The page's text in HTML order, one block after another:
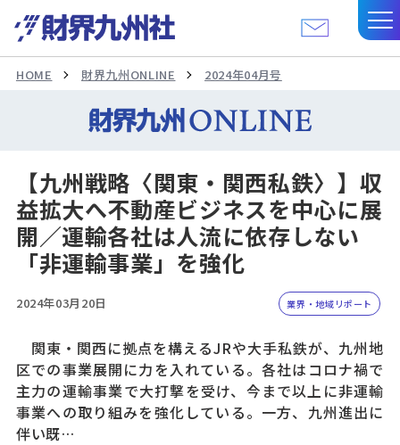
HOME 財界九州ONLINE 2024年04月号
【九州戦略〈関東・関西私鉄〉】収
益拡大へ不動産ビジネスを中心に展
開／運輸各社は人流に依存しない
「非運輸事業」を強化
2024年03月20日 業界・地域リポート
関東・関西に拠点を構えるJRや大手私鉄が、九州地
区での事業展開に力を入れている。各社はコロナ禍で
主力の運輸事業で大打撃を受け、今まで以上に非運輸
事業への取り組みを強化している。一方、九州進出に
伴い既…